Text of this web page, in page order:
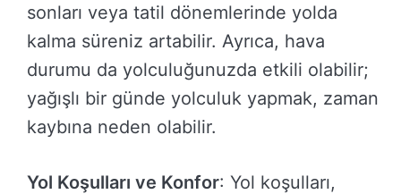
sonları veya tatil dönemlerinde yolda
kalma süreniz artabilir. Ayrıca, hava
durumu da yolculuğunuzda etkili olabilir;
yağışlı bir günde yolculuk yapmak, zaman
kaybına neden olabilir.
Yol Koşulları ve Konfor: Yol koşulları,